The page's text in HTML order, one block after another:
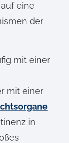
eine
der
mit einer
mit einer
in